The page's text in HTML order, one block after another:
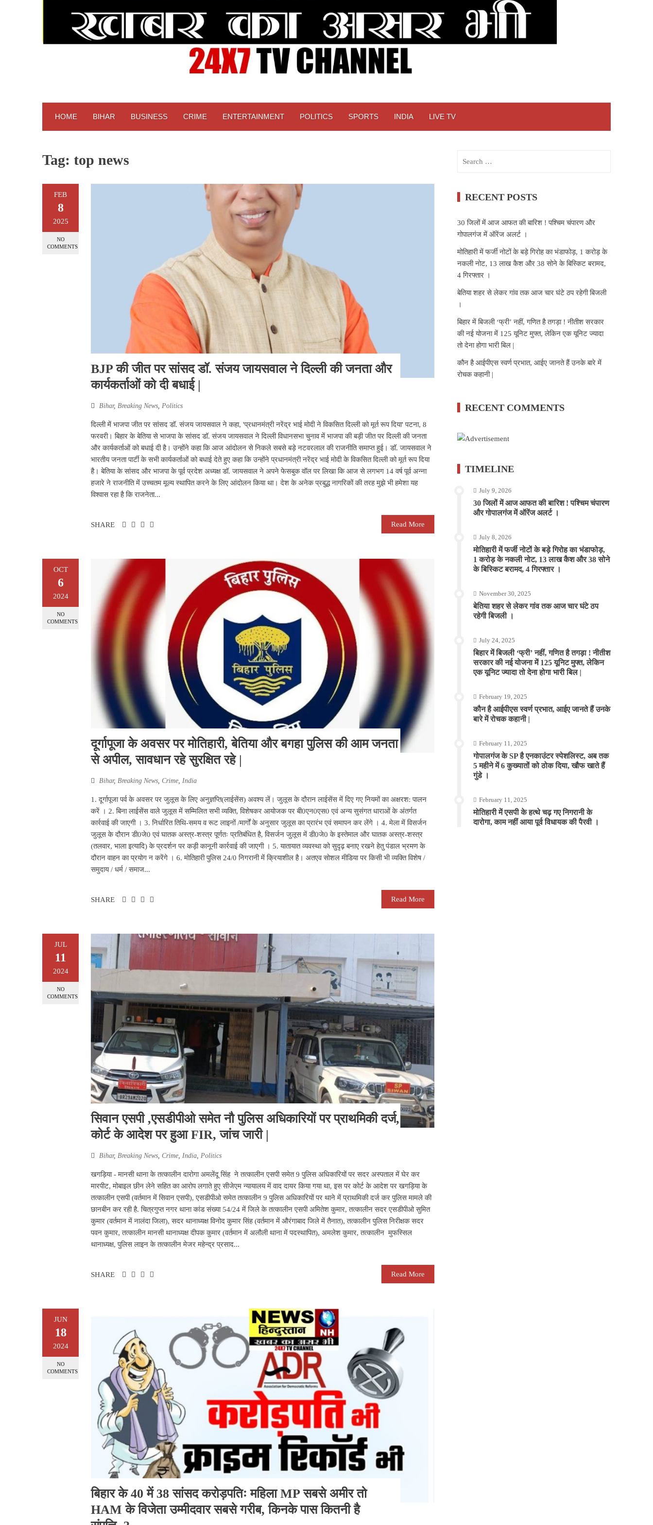
HOME BIHAR BUSINESS CRIME ENTERTAINMENT POLITICS SPORTS INDIA LIVE TV
Tag: top news
FEB
8
2025
NO
COMMENTS
BJP की जीत पर सांसद डॉ. संजय जायसवाल ने दिल्ली की जनता और
कार्यकर्ताओं को दी बधाई |
Bihar, Breaking News, Politics
दिल्ली में भाजपा जीत पर सांसद डॉ. संजय जायसवाल ने कहा, 'प्रधानमंत्री नरेंद्र भाई मोदी ने विकसित दिल्ली को मूर्त रूप दिया' पटना, 8
फरवरी। बिहार के बेतिया से भाजपा के सांसद डॉ. संजय जायसवाल ने दिल्ली विधानसभा चुनाव में भाजपा की बड़ी जीत पर दिल्ली की जनता
और कार्यकर्ताओं को बधाई दी है। उन्होंने कहा कि आज आंदोलन से निकले सबसे बड़े नटवरलाल की राजनीति समाप्त हुई। डॉ. जायसवाल ने
भारतीय जनता पार्टी के सभी कार्यकर्ताओं को बधाई देते हुए कहा कि उन्होंने प्रधानमंत्री नरेंद्र भाई मोदी के विकसित दिल्ली को मूर्त रूप दिया
है। बेतिया के सांसद और भाजपा के पूर्व प्रदेश अध्यक्ष डॉ. जायसवाल ने अपने फेसबुक वॉल पर लिखा कि आज से लगभग 14 वर्ष पूर्व अन्ना
हजारे ने राजनीति में उच्चतम मूल्य स्थापित करने के लिए आंदोलन किया था। देश के अनेक प्रबुद्ध नागरिकों की तरह मुझे भी हमेशा यह
विश्वास रहा है कि राजनेता...
Read More
SHARE
OCT
6
2024
NO
COMMENTS
दूर्गापूजा के अवसर पर मोतिहारी, बेतिया और बगहा पुलिस की आम जनता
से अपील, सावधान रहे सुरक्षित रहे |
Bihar, Breaking News Crime India
1. दूर्गापूजा पर्व के अवसर पर जुलूस के लिए अनुज्ञप्ति(लाईसेंस) अवश्य लें। जुलूस के दौरान लाईसेंस में दिए गए नियमों का अक्षरश: पालन
करें । 2. बिना लाईसेंस वाले जुलूस में सम्मिलित सभी व्यक्ति, विशेषकर आयोजक पर बी0एन0एस0 एवं अन्य सुसंगत धाराओं के अंतर्गत
कार्रवाई की जाएगी । 3. निर्धारित तिथि-समय व रूट लाइनों /मार्गों के अनुसार जुलूस का प्रारंभ एवं समापन कर लेंगे । 4. मेला में विसर्जन
जुलूस के दौरान डी0जे0 एवं घातक अस्त्र-शस्त्र पूर्णतः प्रतिबंधित है, विसर्जन जुलूस में डी0जे0 के इस्तेमाल और घातक अस्त्र-शस्त्र
(तलवार, भाला इत्यादि) के प्रदर्शन पर कड़ी कानूनी कार्रवाई की जाएगी । 5. यातायात व्यवस्था को सुदृढ़ बनाए रखने हेतु पंडाल भ्रमण के
दौरान वाहन का प्रयोग न करेंगे । 6. मोतिहारी पुलिस 24/0 निगरानी में क्रियाशील है। अतएव सोशल मीडिया पर किसी भी व्यक्ति विशेष /
समुदाय / धर्म / समाज...
Read More
SHARE
JUL
11
2024
NO
COMMENTS
सिवान एसपी ,एसडीपीओ समेत नौ पुलिस अधिकारियों पर प्राथमिकी दर्ज,
कोर्ट के आदेश पर हुआ FIR, जांच जारी |
Bihar, Breaking News Crime India Politics
खगड़िया - मानसी थाना के तत्कालीन दारोगा अमलेंदू सिंह ने तत्कालीन एसपी समेत 9 पुलिस अधिकारियों पर सदर अस्पताल में घेर कर
मारपीट, मोबाइल छीन लेने सहित का आरोप लगाते हुए सीजेएम न्यायालय में वाद दायर किया गया था, इस पर कोर्ट के आदेश पर खगड़िया के
तत्कालीन एसपी (वर्तमान में सिवान एसपी), एसडीपीओ समेत तत्कालीन 9 पुलिस अधिकारियों पर थाने में प्राथमिकी दर्ज कर पुलिस मामले की
छानबीन कर रही है. चित्रगुप्त नगर थाना कांड संख्या 54/24 में जिले के तत्कालीन एसपी अमितेश कुमार, तत्कालीन सदर एसडीपीओ सुमित
कुमार (वर्तमान में नालंदा जिला), सदर थानाध्यक्ष विनोद कुमार सिंह (वर्तमान में औरंगाबाद जिले में तैनात), तत्कालीन पुलिस निरीक्षक सदर
पवन कुमार, तत्कालीन मानसी थानाध्यक्ष दीपक कुमार (वर्तमान में अलौली थाना में पदस्थापित), अमलेश कुमार, तत्कालीन मुफस्सिल
थानाध्यक्ष, पुलिस लाइन के तत्कालीन मेजर महेन्द्र प्रसाद...
Read More
SHARE
JUN
18
2024
NO
COMMENTS
बिहार के 40 में 38 सांसद करोड़पतिः महिला MP सबसे अमीर तो
HAM के विजेता उम्मीदवार सबसे गरीब, किनके पास कितनी है
RECENT POSTS
30 जिलों में आज आफत की बारिश ! पश्चिम चंपारण और
गोपालगंज में ऑरेंज अलर्ट ।
मोतिहारी में फर्जी नोटों के बड़े गिरोह का भंडाफोड़, 1 करोड़ के
नकली नोट, 13 लाख कैश और 38 सोने के बिस्किट बरामद,
4 गिरफ्तार ।
बेतिया शहर से लेकर गांव तक आज चार घंटे ठप रहेगी बिजली
।
बिहार में बिजली ‘फ्री’ नहीं, गणित है तगड़ा ! नीतीश सरकार
की नई योजना में 125 यूनिट मुफ्त, लेकिन एक यूनिट ज्यादा
तो देना होगा भारी बिल |
कौन है आईपीएस स्वर्ण प्रभात, आईए जानते हैं उनके बारे में
रोचक कहानी |
RECENT COMMENTS
TIMELINE
July 9, 2026
30 जिलों में आज आफत की बारिश ! पश्चिम चंपारण
और गोपालगंज में ऑरेंज अलर्ट ।
July 8, 2026
मोतिहारी में फर्जी नोटों के बड़े गिरोह का भंडाफोड़,
1 करोड़ के नकली नोट, 13 लाख कैश और 38 सोने
के बिस्किट बरामद, 4 गिरफ्तार ।
November 30, 2025
बेतिया शहर से लेकर गांव तक आज चार घंटे ठप
रहेगी बिजली ।
July 24, 2025
बिहार में बिजली ‘फ्री’ नहीं, गणित है तगड़ा ! नीतीश
सरकार की नई योजना में 125 यूनिट मुफ्त, लेकिन
एक यूनिट ज्यादा तो देना होगा भारी बिल |
February 19, 2025
कौन है आईपीएस स्वर्ण प्रभात, आईए जानते हैं उनके
बारे में रोचक कहानी |
February 11, 2025
गोपालगंज के SP है एनकाउंटर स्पेशलिस्ट, अब तक
5 महीने में 6 कुख्यातों को ठोक दिया, खौफ खाते हैं
गुंडे ।
February 11, 2025
मोतिहारी में एसपी के हत्थे चढ़ गए निगरानी के
दारोगा, काम नहीं आया पूर्व विधायक की पैरवी ।